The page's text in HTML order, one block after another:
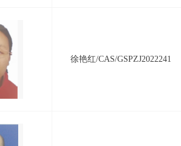
徐艳红/CAS/GSPZJ2022241